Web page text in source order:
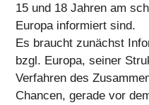
15 und 18 Jahren am
Europa informiert sind.
Es braucht zunächst
bzgl. Europa, seiner
Verfahren des
Chancen, gerade vor